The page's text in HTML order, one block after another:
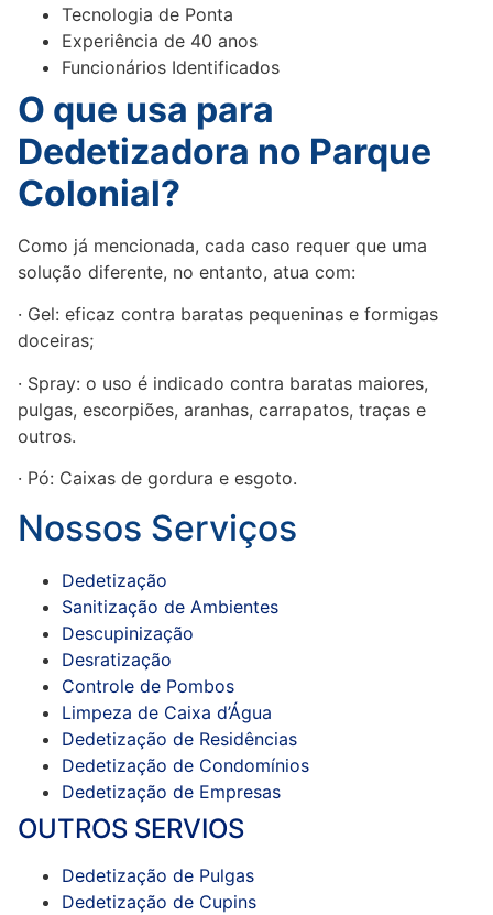
Tecnologia de Ponta
Experiência de 40 anos
Funcionários Identificados
O que usa para
Dedetizadora no Parque
Colonial?
Como já mencionada, cada caso requer que uma
solução diferente, no entanto, atua com:
· Gel: eficaz contra baratas pequeninas e formigas
doceiras;
· Spray: o uso é indicado contra baratas maiores,
pulgas, escorpiões, aranhas, carrapatos, traças e
outros.
· Pó: Caixas de gordura e esgoto.
Nossos Serviços
Dedetização
Sanitização de Ambientes
Descupinização
Desratização
Controle de Pombos
Limpeza de Caixa d’Água
Dedetização de Residências
Dedetização de Condomínios
Dedetização de Empresas
OUTROS SERVIOS
Dedetização de Pulgas
Dedetização de Cupins